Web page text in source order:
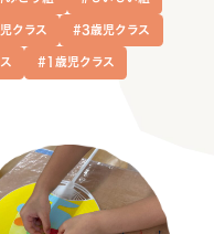
クラス #3歳児クラス
#1歳児クラス